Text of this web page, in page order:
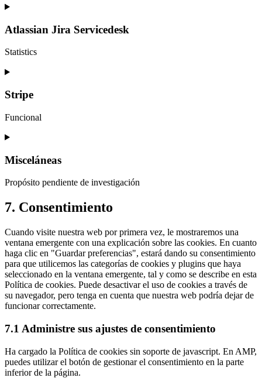
Consent
service
(elegant-
Atlassian Jira Servicedesk
Statistics
Consent
service
atlassian-
jira-
servicedesk
Stripe
Funcional
Consent
service
Misceláneas
Propósito pendiente de investigación
Consent
to
misceláneas
7. Consentimiento
Cuando visite nuestra web por primera vez, le mostraremos una
ventana emergente con una explicación sobre las cookies. En cuanto
haga clic en "Guardar preferencias", estará dando su consentimiento
para que utilicemos las categorías de cookies y plugins que haya
seleccionado en la ventana emergente, tal y como se describe en esta
Política de cookies. Puede desactivar el uso de cookies a través de
su navegador, pero tenga en cuenta que nuestra web podría dejar de
funcionar correctamente.
7.1 Administre sus ajustes de consentimiento
Ha cargado la Política de cookies sin soporte de javascript. En AMP,
puedes utilizar el botón de gestionar el consentimiento en la parte
inferior de la página.